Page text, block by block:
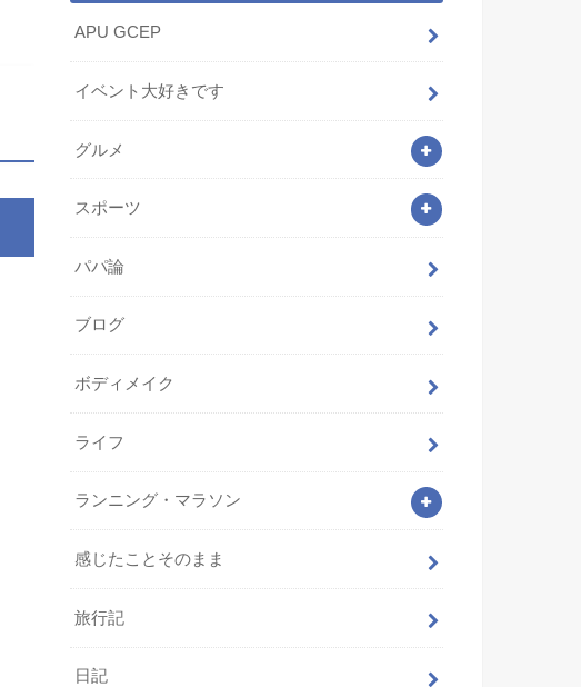
APU GCEP
イベント大好きです
グルメ
スポーツ
パパ論
ブログ
ボディメイク
ライフ
ランニング・マラソン
感じたことそのまま
旅行記
日記